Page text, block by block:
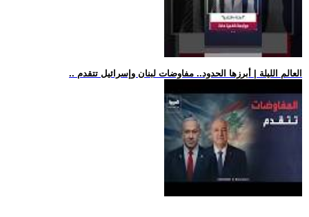
.. العالم الليلة | أبرزها الحدود.. مفاوضات لبنان وإسرائيل تتقدم